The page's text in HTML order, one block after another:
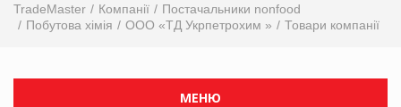
TradeMaster Компанії
Постачальники nonfood
Побутова хімія
ООО «ТД Укрпетрохим » Товари компанії
МЕНЮ